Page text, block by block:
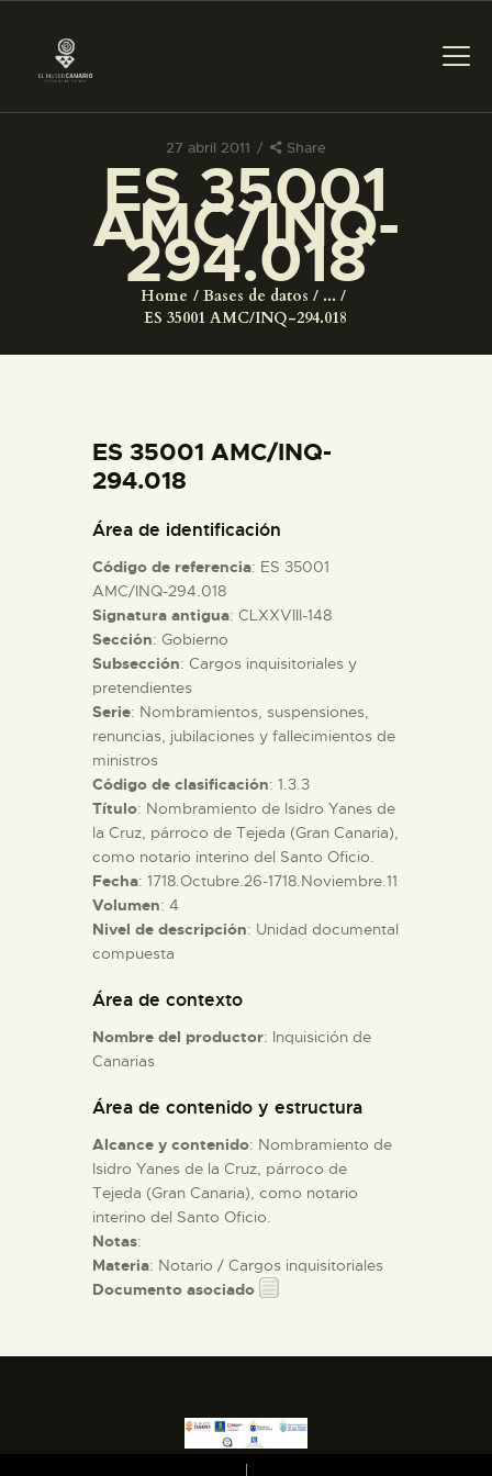
27 abril 2011 Share
ES 35001
AMC/INQ-
294.018
Home Bases de datos
...
ES 35001 AMC/INQ-294.018
PREPARAR LA VISITA
ACTIVIDADES
COLECCIONES
ESPAÑOL
PREPARAR LA VISITA
ACTIVIDADES
█
EL MUSEO
COLECCIONES
ESPAÑOL
ES 35001 AMC/INQ-
294.018
Área de identificación
Código de referencia: ES 35001
AMC/INQ-294.018
Signatura antigua: CLXXVIII-148
Sección: Gobierno
Subsección: Cargos inquisitoriales y
pretendientes
Serie: Nombramientos, suspensiones,
renuncias, jubilaciones y fallecimientos de
ministros
Código de clasificación: 1.3.3
Título: Nombramiento de Isidro Yanes de
la Cruz, párroco de Tejeda (Gran Canaria),
como notario interino del Santo Oficio.
Fecha: 1718.Octubre.26-1718.Noviembre.11
Volumen: 4
Nivel de descripción: Unidad documental
compuesta
Área de contexto
Nombre del productor: Inquisición de
Canarias
Área de contenido y estructura
Alcance y contenido: Nombramiento de
Isidro Yanes de la Cruz, párroco de
Tejeda (Gran Canaria), como notario
interino del Santo Oficio.
Notas:
Materia: Notario / Cargos inquisitoriales
Documento asociado